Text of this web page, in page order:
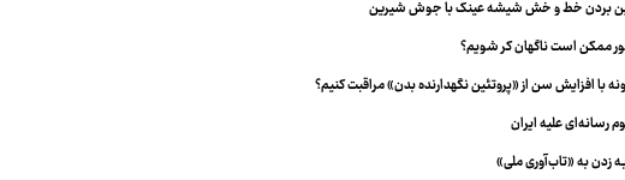
بردن خط و خش شیشه عینک با جوش شیرین
ممکن است ناگهان کر شویم؟
با افزایش سن از «پروتئین نگهدارنده بدن» مراقبت کنیم؟
رسانه‌ای علیه ایران
زدن به «تاب‌آوری ملی»